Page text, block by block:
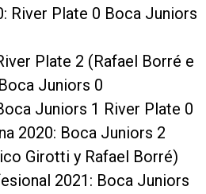
River Plate 0 Boca Juniors
Plate 2 (Rafael Borré e
Juniors 0
Juniors 1 River Plate 0
2020: Boca Juniors 2
Girotti y Rafael Borré)
2021: Boca Juniors